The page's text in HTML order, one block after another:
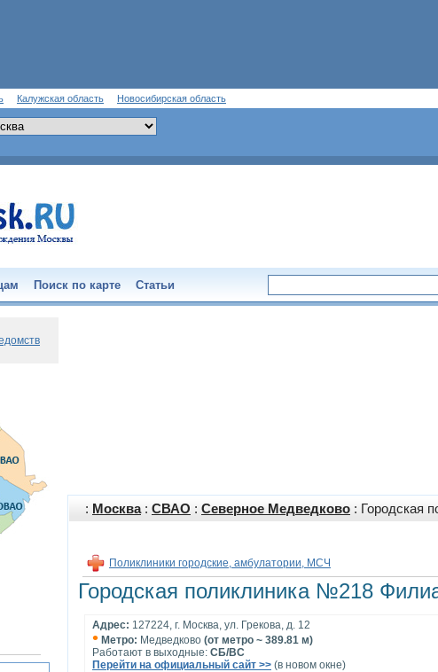
Калужская область Новосибирская область
Поиск по карте Статьи
: Москва: СВАО : Северное Медведково : Городская
Поликлиники городские, амбулатории, МСЧ
Городская поликлиника №218
Адрес: 127224, г. Москва, ул. Грекова, д. 12
• Метро: Медведково (от метро ~ 389.81 м)
Работают в выходные: СБ/ВС
Перейти на официальный сайт >> (в новом окне)